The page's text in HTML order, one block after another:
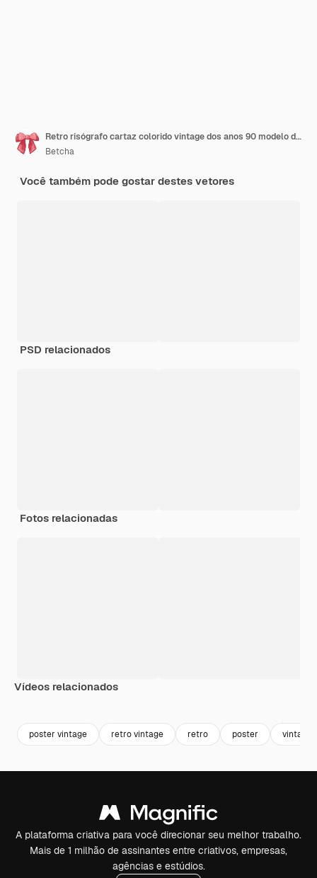
Retro risógrafo cartaz colorido vintage dos anos 90 modelo de panfleto mídias sociais
Betcha
Você também pode gostar destes vetores
PSD relacionados
Fotos relacionadas
Vídeos relacionados
poster vintage retro vintage retro poster vintage
A plataforma criativa para você direcionar seu melhor trabalho.
Mais de 1 milhão de assinantes entre criativos, empresas,
agências e estúdios.